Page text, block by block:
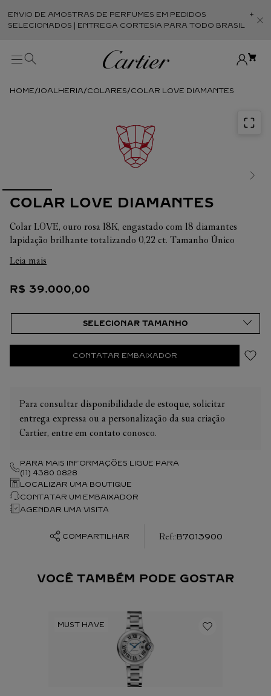
ENVIO DE AMOSTRAS DE PERFUMES EM PEDIDOS
SELECIONADOS | ENTREGA CORTESIA PARA TODO BRASIL
JOALHERIA COLARES COLAR LOVE DIAMANTES
COLAR LOVE DIAMANTES
Colar LOVE, ouro rosa 18K, engastado com 18 diamantes
lapidação brilhante totalizando 0,22 ct. Tamanho Único
Em cada uma de suas criações, a Cartier busca sempre
quilates e a quantidade de pedras podem apresentar ligeiras
informações adicionais sobre as nossas criações, não hesite em
consultar as nossas equipes de venda. Tamanho Único
Leia mais
R$ 39.000,00
CONTATAR EMBAIXADOR
Para consultar disponibilidade de estoque, solicitar
entrega expressa ou a personalização da sua criação
Cartier, entre em contato conosco.
PARA MAIS INFORMAÇÕES LIGUE PARA
(11) 4380 0828
LOCALIZAR UMA BOUTIQUE
CONTATAR UM EMBAIXADOR
AGENDAR UMA VISITA
COMPARTILHAR :B7013900
VOCÊ TAMBÉM PODE GOSTAR